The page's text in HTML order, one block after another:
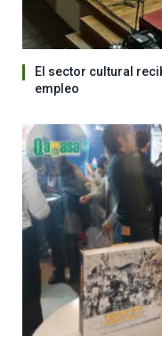
El sector cultural
empleo